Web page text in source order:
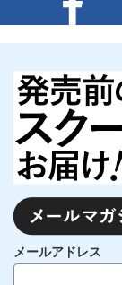
メールアドレス